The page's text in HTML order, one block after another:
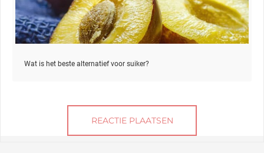
Wat is het beste alternatief voor suiker?
REACTIE PLAATSEN